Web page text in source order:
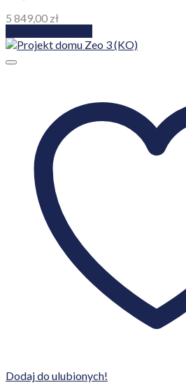
5 849,00 zł
Dodaj do ulubionych!